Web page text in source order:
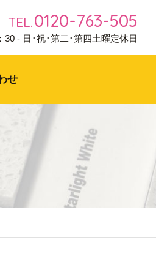
TEL.0120-763-505
30 - 日･祝･第二･第四土曜定休日
せ